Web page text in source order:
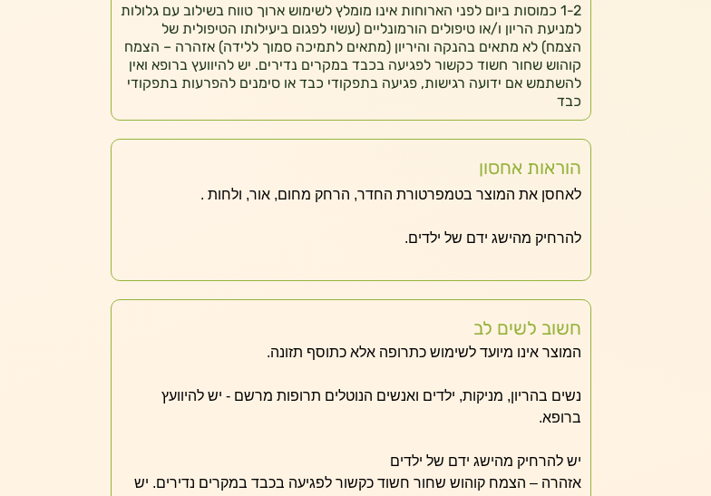
1-2 כמוסות ביום לפני הארוחות אינו מומלץ לשימוש ארוך טווח בשילוב עם גלולות
למניעת הריון ו/או טיפולים הורמונליים (עשוי לפגום ביעילותו הטיפולית של
הצמח) לא מתאים בהנקה והיריון (מתאים לתמיכה סמוך ללידה) אזהרה – הצמח
קוהוש שחור חשוד כקשור לפגיעה בכבד במקרים נדירים. יש להיוועץ ברופא ואין
להשתמש אם ידועה רגישות, פגיעה בתפקודי כבד או סימנים להפרעות בתפקודי
כבד
הוראות אחסון
לאחסן את המוצר בטמפרטורת החדר, הרחק מחום, אור, ולחות .
להרחיק מהישג ידם של ילדים.
חשוב לשים לב
המוצר אינו מיועד לשימוש כתרופה אלא כתוסף תזונה.
נשים בהריון, מניקות, ילדים ואנשים הנוטלים תרופות מרשם - יש להיוועץ
ברופא.
יש להרחיק מהישג ידם של ילדים
אזהרה – הצמח קוהוש שחור חשוד כקשור לפגיעה בכבד במקרים נדירים. יש